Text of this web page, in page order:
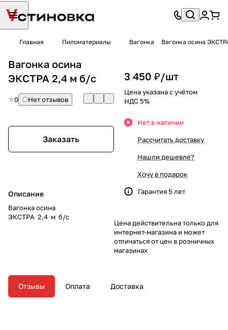
Главная Пиломатериалы Вагонка Вагонка осина
Вагонка осина
ЭКСТРА 2,4 м б/с
0 Нет отзывов
Заказать
Описание
Вагонка осина
ЭКСТРА 2,4 м б/с
3 450 ₽/шт
Цена указана с учётом
НДС 5%
Нет в наличии
Рассчитать доставку
Нашли дешевле?
Хочу в подарок
Гарантия 5 лет
Цена действительна только для
интернет-магазина и может
отличаться от цен в розничных
магазинах
Отзывы Оплата Доставка